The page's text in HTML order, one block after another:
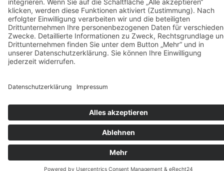
KONTAKT & ANFAHRT
COOKIE-EINSTELLUNGEN
DATENSCHUTZ